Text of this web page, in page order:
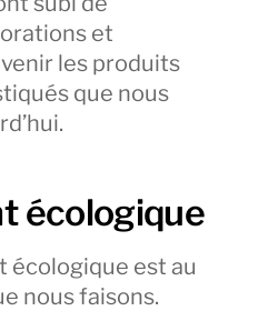
et
les produits
que nous
écologique
écologique est au
nous faisons.